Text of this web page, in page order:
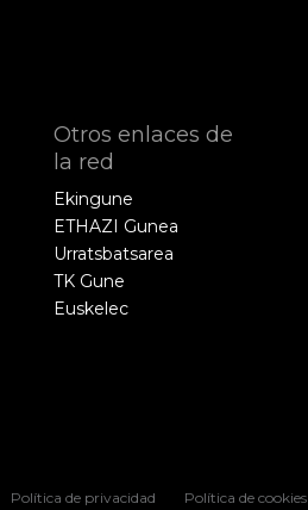
Otros enlaces de
la red
Ekingune
ETHAZI Gunea
Urratsbatsarea
TK Gune
Euskelec
Política de privacidad Política de cookies